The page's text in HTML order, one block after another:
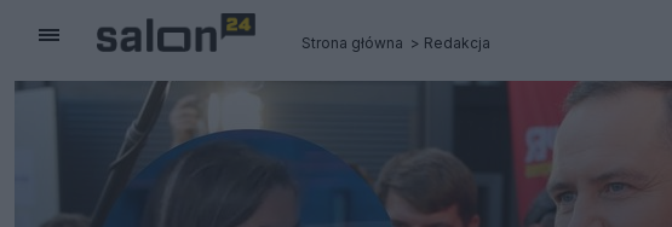
Strona główna Redakcja